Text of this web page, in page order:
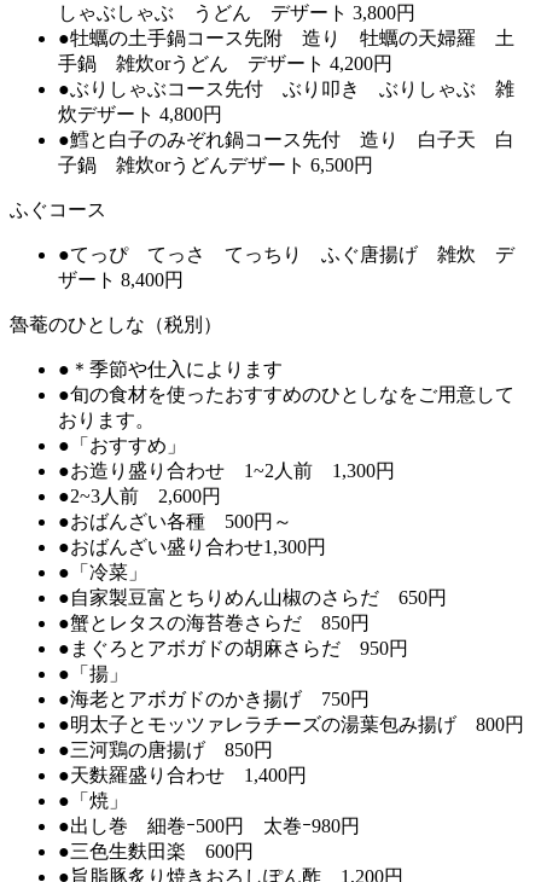
しゃぶしゃぶ うどん デザート 3,800円
●牡蠣の土手鍋コース先附 造り 牡蠣の天婦羅 土
手鍋 雑炊orうどん デザート 4,200円
●ぶりしゃぶコース先付 ぶり叩き ぶりしゃぶ 雑
炊デザート 4,800円
●鱈と白子のみぞれ鍋コース先付 造り 白子天 白
子鍋 雑炊orうどんデザート 6,500円
ふぐコース
●てっぴ てっさ てっちり ふぐ唐揚げ 雑炊 デ
ザート 8,400円
魯菴のひとしな（税別）
●＊季節や仕入によります
●旬の食材を使ったおすすめのひとしなをご用意して
おります。
●「おすすめ」
●お造り盛り合わせ 1~2人前 1,300円
●2~3人前 2,600円
●おばんざい各種 500円～
●おばんざい盛り合わせ1,300円
●「冷菜」
●自家製豆富とちりめん山椒のさらだ 650円
●蟹とレタスの海苔巻さらだ 850円
●まぐろとアボガドの胡麻さらだ 950円
●「揚」
●海老とアボガドのかき揚げ 750円
●明太子とモッツァレラチーズの湯葉包み揚げ 800円
●三河鶏の唐揚げ 850円
●天麩羅盛り合わせ 1,400円
●「焼」
●出し巻 細巻ｰ500円 太巻ｰ980円
●三色生麩田楽 600円
●旨脂豚炙り焼きおろしぽん酢 1,200円